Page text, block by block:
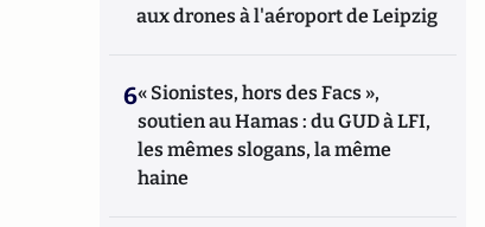
aux drones à l'aéroport de Leipzig
6« Sionistes, hors des Facs »,
soutien au Hamas : du GUD à LFI,
les mêmes slogans, la même
haine